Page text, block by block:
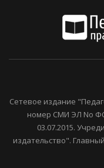
Сетевое издание
номер СМИ ЭЛ No
03.07.2015.
издательство".